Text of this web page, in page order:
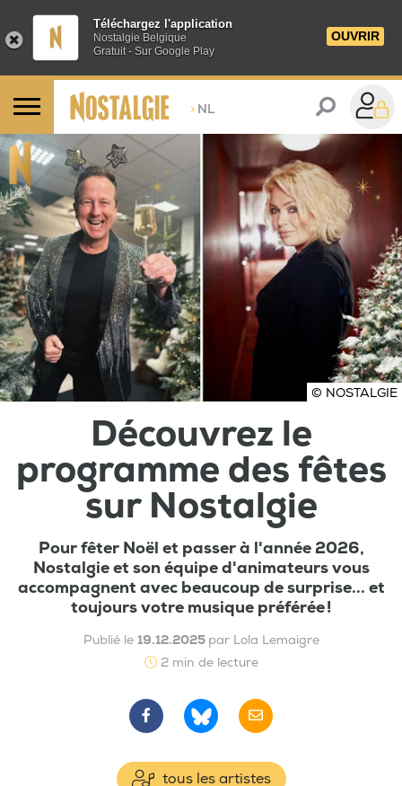
Téléchargez l'application
Nostalgie Belgique
Gratuit - Sur Google Play
OUVRIR
> NL
© NOSTALGIE
Découvrez le
programme des fêtes
sur Nostalgie
Pour fêter Noël et passer à l'année 2026,
Nostalgie et son équipe d'animateurs vous
accompagnent avec beaucoup de surprise... et
toujours votre musique préférée !
Publié le 19.12.2025 par Lola Lemaigre
2 min de lecture
tous les artistes